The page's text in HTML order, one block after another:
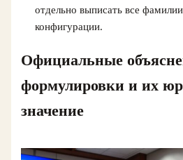
отдельно выписать все
конфигурации.
Официальные
формулировки и их
значение